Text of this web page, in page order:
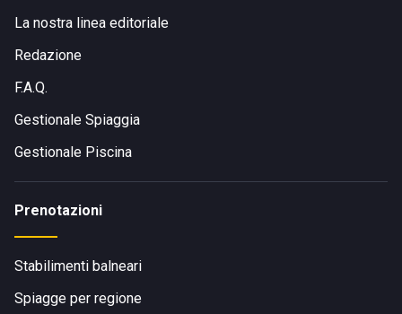
La nostra linea editoriale
Redazione
F.A.Q.
Gestionale Spiaggia
Gestionale Piscina
Prenotazioni
Stabilimenti balneari
Spiagge per regione